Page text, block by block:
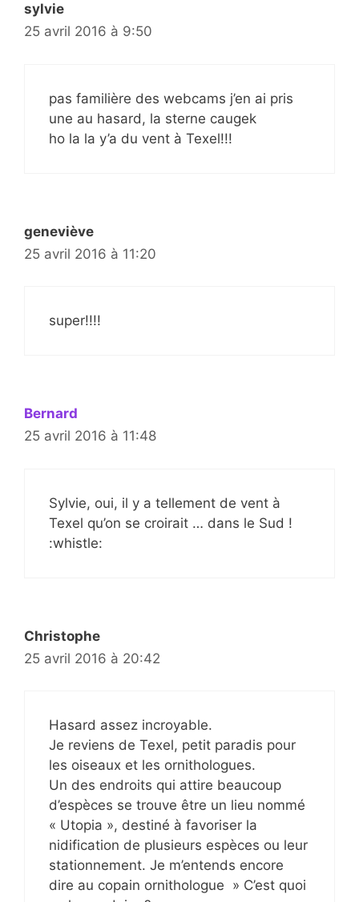
sylvie
25 avril 2016 à 9:50
pas familière des webcams j’en ai pris
une au hasard, la sterne caugek
ho la la y’a du vent à Texel!!!
geneviève
25 avril 2016 à 11:20
super!!!!
Bernard
25 avril 2016 à 11:48
Sylvie, oui, il y a tellement de vent à
Texel qu’on se croirait … dans le Sud !
:whistle:
Christophe
25 avril 2016 à 20:42
Hasard assez incroyable.
Je reviens de Texel, petit paradis pour
les oiseaux et les ornithologues.
Un des endroits qui attire beaucoup
d’espèces se trouve être un lieu nommé
« Utopia », destiné à favoriser la
nidification de plusieurs espèces ou leur
stationnement. Je m’entends encore
dire au copain ornithologue » C’est quoi